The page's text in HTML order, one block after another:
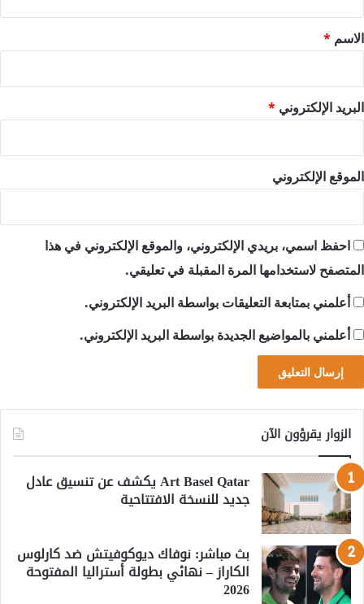
*
الاسم *
البريد الإلكتروني *
الموقع الإلكتروني
احفظ اسمي، بريدي الإلكتروني، والموقع الإلكتروني في هذا
المتصفح لاستخدامها المرة المقبلة في تعليقي.
أعلمني بمتابعة التعليقات بواسطة البريد الإلكتروني.
أعلمني بالمواضيع الجديدة بواسطة البريد الإلكتروني.
الزوار يقرؤون الآن
Art Basel Qatar يكشف عن تنسيق عادل
جديد للنسخة الافتتاحية
بث مباشر: نوفاك ديوكوفيتش ضد كارلوس
الكاراز – نهائي بطولة أستراليا المفتوحة
2026